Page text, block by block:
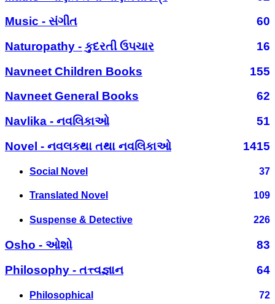
Music - સંગીત
60
Naturopathy - કુદરતી ઉપચાર
16
Navneet Children Books
155
Navneet General Books
62
Navlika - નવલિકાઓ
51
Novel - નવલકથા તથા નવલિકાઓ
1415
Social Novel 37
Translated Novel 109
Suspense & Detective 226
Osho - ઓશો
83
Philosophy - તત્ત્વજ્ઞાન
64
Philosophical 72